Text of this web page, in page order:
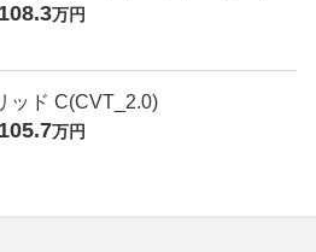
万円
ッド C(CVT_2.0)
万円